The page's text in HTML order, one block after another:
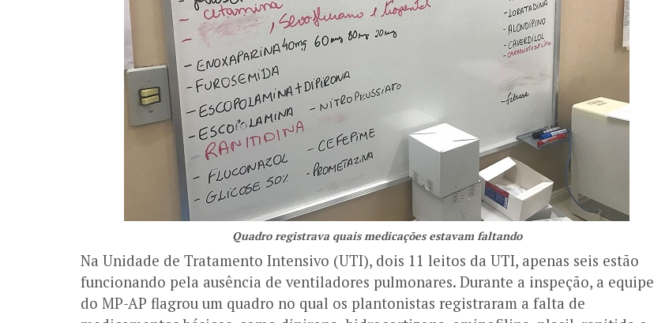
Quadro registrava quais medicações estavam faltando
Na Unidade de Tratamento Intensivo (UTI), dois 11 leitos da UTI, apenas seis estão
funcionando pela ausência de ventiladores pulmonares. Durante a inspeção, a equipe
do MP-AP flagrou um quadro no qual os plantonistas registraram a falta de